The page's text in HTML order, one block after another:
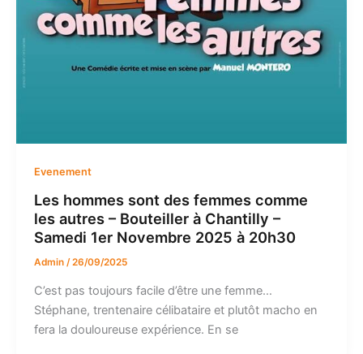
Evenement
Les hommes sont des femmes comme
les autres – Bouteiller à Chantilly –
Samedi 1er Novembre 2025 à 20h30
Admin /26/09/2025
C’est pas toujours facile d’être une femme…
Stéphane, trentenaire célibataire et plutôt macho en
fera la douloureuse expérience. En se